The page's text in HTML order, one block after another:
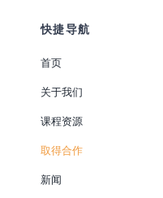
快捷导航
首页
关于我们
课程资源
取得合作
新闻